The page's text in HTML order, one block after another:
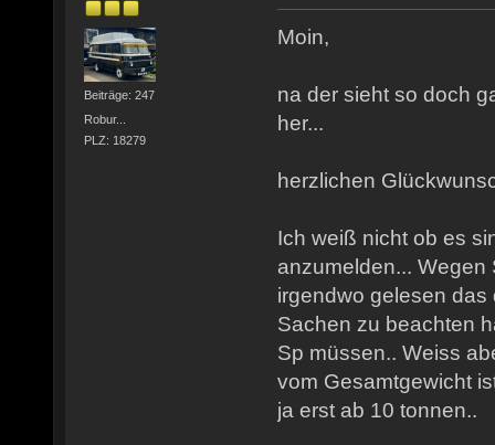
Beiträge: 247
Robur...
PLZ: 18279
Moin,
na der sieht so doch
her...
herzlichen
Ich weiß nicht ob es
anzumelden...
irgendwo gelesen
Sachen zu beachten
Sp müssen.. Weiss
vom Gesamtgewicht
ja erst ab 10 tonnen..